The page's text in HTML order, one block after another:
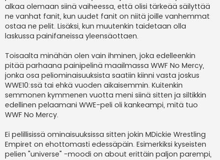
alkaa olemaan siinä vaiheessa, että olisi tärkeää säilyttää
ne vanhat fanit, kun uudet fanit on niitä joille vanhemmat
ostaa ne pelit. Lisäksi, kun muutenkin taidetaan olla
laskussa painifaneissa yleensäottaen.
Toisaalta minähän olen vain ihminen, joka edelleenkin
pitää parhaana painipelinä maailmassa WWF No Mercy,
jonka osa peliominaisuuksista saatiin kiinni vasta joskus
WWE10:ssä tai ehkä vuoden aikaisemmin. Kuitenkin
semmonen kymmenen vuotta meni siinä sitten ja siltikkin
edellinen pelaamani WWE-peli oli kankeampi, mitä tuo
WWF No Mercy.
Ei pelillisissä ominaisuuksissa sitten jokin MDickie Wrestling
Empiret on ehottomasti edessäpäin. Esimerkiksi kyseisten
pelien "universe" -moodi on about erittäin paljon parempi,